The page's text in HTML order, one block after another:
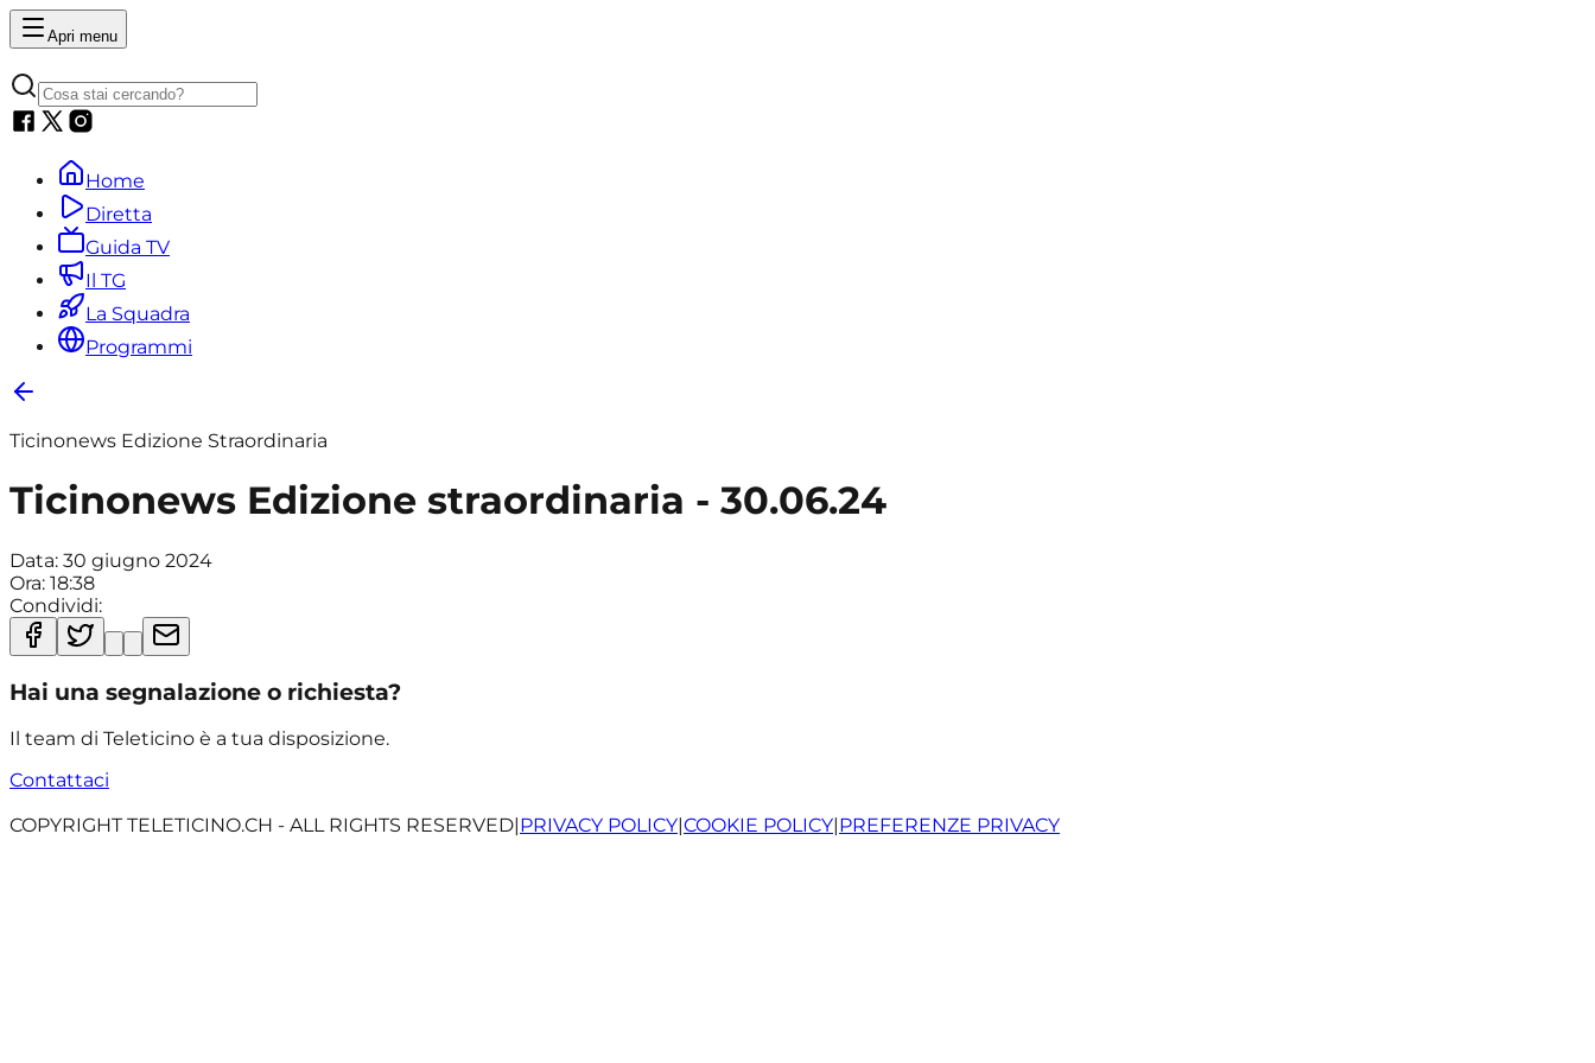
Apri menu
Home
Diretta
Guida TV
Il TG
La Squadra
Programmi
Ticinonews Edizione Straordinaria
Ticinonews Edizione straordinaria - 30.06.24
Data: 30 giugno 2024
Ora: 18:38
Condividi:
Hai una segnalazione o richiesta?
Il team di Teleticino è a tua disposizione.
Contattaci
COPYRIGHT TELETICINO.CH - ALL RIGHTS RESERVED|PRIVACY POLICY|COOKIE POLICY|PREFERENZE PRIVACY